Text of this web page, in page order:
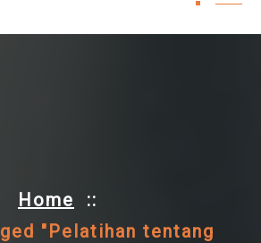
Home ::
"Pelatihan tentang